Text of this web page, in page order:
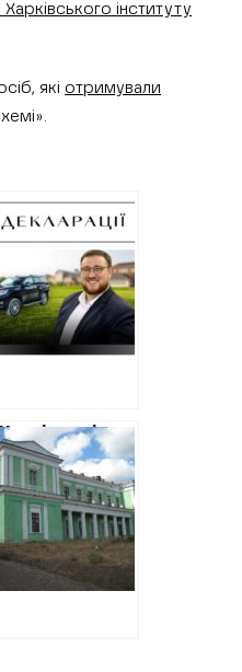
інституту
які отримували
та будинок
у
у рік
до
ще один
– садибу